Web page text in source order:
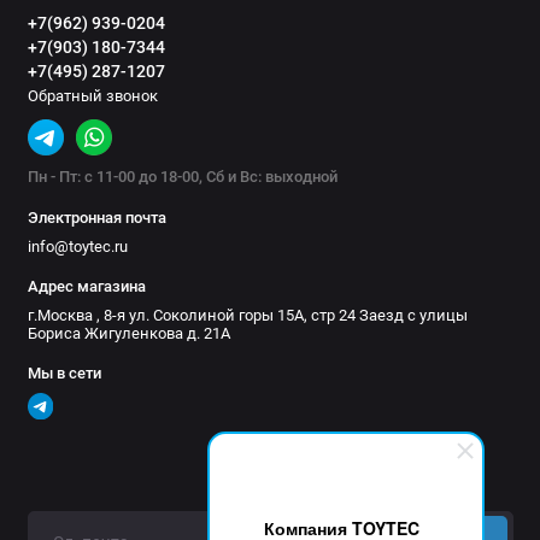
Компания TOYTEC
Материал тента: vinyl (ВО, УФ)
Плотность ткани: 450 гр.
Профиль: алюминий
Цвет тента: мульти
Цвет рамы: белый (в стандарте)
Вынос, см: 150
Стойки материал: алюминий
Материал чехла/рамы: алюминий
Тип: кассетный
Вес нетто, кг: 17
Кассетные электрические маркизы РИФ
+7(962) 939-0204
+7(903) 180-7344
+7(495) 287-1207
Обратный звонок
Пн - Пт: с 11-00 до 18-00, Сб и Вс: выходной
Электронная почта
info@toytec.ru
Адрес магазина
г.Москва , 8-я ул. Соколиной горы 15А, стр 24 Заезд с улицы
Бориса Жигуленкова д. 21А
Мы в сети